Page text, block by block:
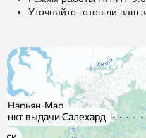
Уточняйте готов ли ваш